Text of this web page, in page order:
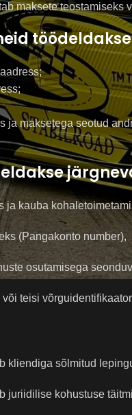
maksete
ja maksetega seotud
ja kauba
(Pangakonto number),
osutamisega
teisi
kliendiga sõlmitud
juriidilise kohustuse